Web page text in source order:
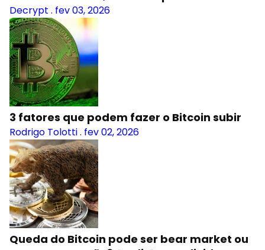
Decrypt . fev 03, 2026
3 fatores que podem fazer o Bitcoin subir
Rodrigo Tolotti. fev 02, 2026
Queda do Bitcoin pode ser bear market ou